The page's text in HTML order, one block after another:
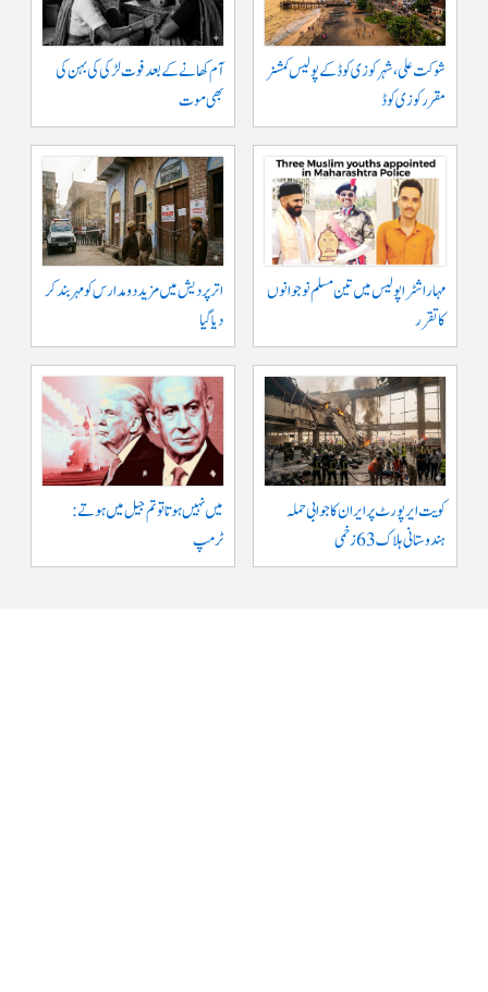
شوکت علی ، شہر کوزی کوڈ کے پولیس کمشنر
مقرر کوزی کوڈ
آم کھانے کے بعد فوت لڑکی کی بہن کی
بھی موت
مہاراشٹرا پولیس میں تین مسلم نو جوانوں
کا تقرر
اتر پردیش میں مزید دو مدارس کو مہر بند کر
دیا گیا
کویت ایر پورٹ پر ایران کا جوابی حملہ
ہندوستانی ہلاک 63 زخمی
میں نہیں ہوتا تو تم جیل میں ہوتے :
ٹرمپ